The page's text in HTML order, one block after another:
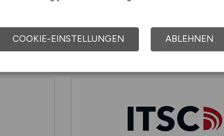
INIT Group
COOKIE-EINSTELLUNGEN ABLEHNEN